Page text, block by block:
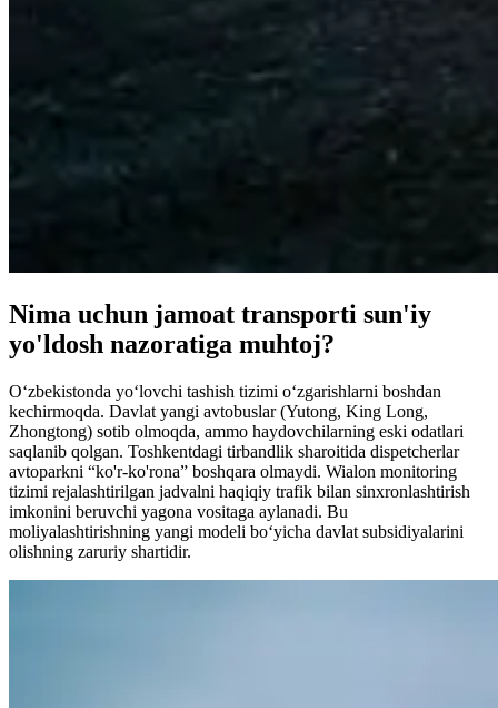
Nima uchun jamoat transporti sun'iy
yo'ldosh nazoratiga muhtoj?
O‘zbekistonda yo‘lovchi tashish tizimi o‘zgarishlarni boshdan
kechirmoqda. Davlat yangi avtobuslar (Yutong, King Long,
Zhongtong) sotib olmoqda, ammo haydovchilarning eski odatlari
saqlanib qolgan. Toshkentdagi tirbandlik sharoitida dispetcherlar
avtoparkni “ko'r-ko'rona” boshqara olmaydi. Wialon monitoring
tizimi rejalashtirilgan jadvalni haqiqiy trafik bilan sinxronlashtirish
imkonini beruvchi yagona vositaga aylanadi. Bu
moliyalashtirishning yangi modeli bo‘yicha davlat subsidiyalarini
olishning zaruriy shartidir.